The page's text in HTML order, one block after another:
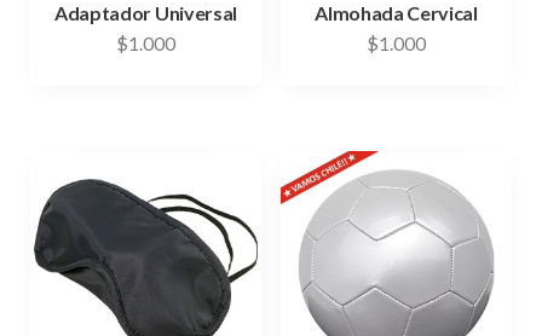
Adaptador Universal
$1.000
Almohada Cervical
$1.000